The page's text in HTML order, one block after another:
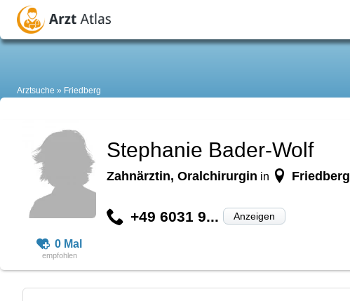
Arztsuche Friedberg
0 Mal
Stephanie Bader-Wolf
Zahnärztin, Oralchirurgin in Friedberg
+49 6031 9... Anzeigen